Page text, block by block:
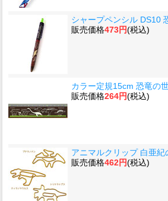
シャープペンシル DS10
販売価格473円(税込)
カラー定規15cm 恐竜の
販売価格264円(税込)
アニマルクリップ 白亜紀
販売価格462円(税込)